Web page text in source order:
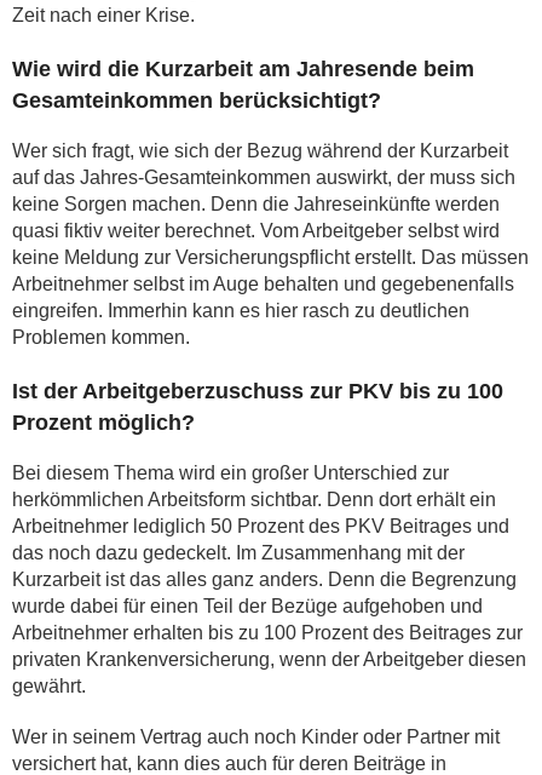
Zeit nach einer Krise.
Wie wird die Kurzarbeit am Jahresende beim
Gesamteinkommen berücksichtigt?
Wer sich fragt, wie sich der Bezug während der Kurzarbeit
auf das Jahres-Gesamteinkommen auswirkt, der muss sich
keine Sorgen machen. Denn die Jahreseinkünfte werden
quasi fiktiv weiter berechnet. Vom Arbeitgeber selbst wird
keine Meldung zur Versicherungspflicht erstellt. Das müssen
Arbeitnehmer selbst im Auge behalten und gegebenenfalls
eingreifen. Immerhin kann es hier rasch zu deutlichen
Problemen kommen.
Ist der Arbeitgeberzuschuss zur PKV bis zu 100
Prozent möglich?
Bei diesem Thema wird ein großer Unterschied zur
herkömmlichen Arbeitsform sichtbar. Denn dort erhält ein
Arbeitnehmer lediglich 50 Prozent des PKV Beitrages und
das noch dazu gedeckelt. Im Zusammenhang mit der
Kurzarbeit ist das alles ganz anders. Denn die Begrenzung
wurde dabei für einen Teil der Bezüge aufgehoben und
Arbeitnehmer erhalten bis zu 100 Prozent des Beitrages zur
privaten Krankenversicherung, wenn der Arbeitgeber diesen
gewährt.
Wer in seinem Vertrag auch noch Kinder oder Partner mit
versichert hat, kann dies auch für deren Beiträge in